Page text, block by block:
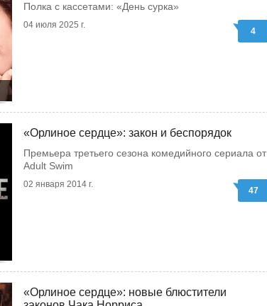
Полка с кассетами: «День сурка»
04 июля 2025 г.
4
«Орлиное сердце»: закон и беспорядок
Премьера третьего сезона комедийного сериала от
Adult Swim
02 января 2014 г.
47
«Орлиное сердце»: новые блюстители